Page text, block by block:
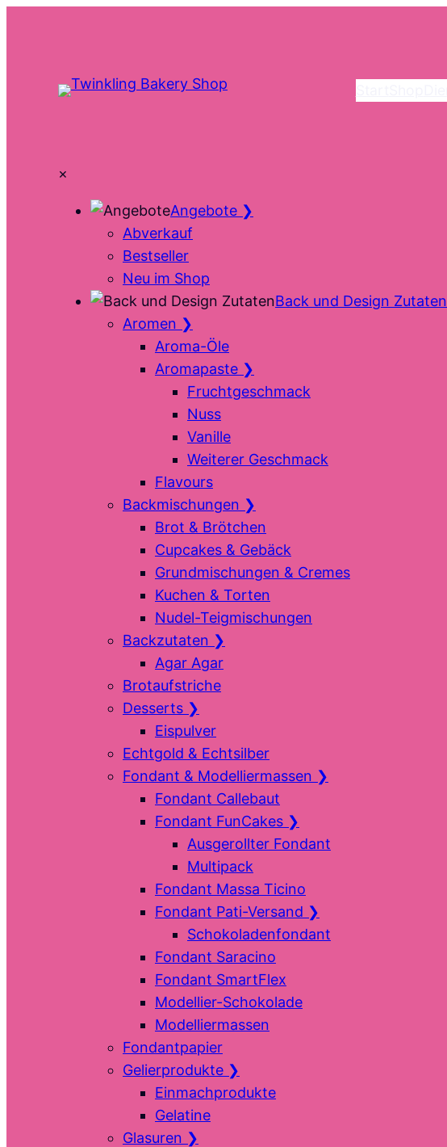
×
Angebote ❯
Abverkauf
Bestseller
Neu im Shop
Back und Design Zutaten
Aromen ❯
Aroma-Öle
Aromapaste ❯
Fruchtgeschmack
Nuss
Vanille
Weiterer Geschmack
Flavours
Backmischungen ❯
Brot & Brötchen
Cupcakes & Gebäck
Grundmischungen & Cremes
Kuchen & Torten
Nudel-Teigmischungen
Backzutaten ❯
Agar Agar
Brotaufstriche
Desserts ❯
Eispulver
Echtgold & Echtsilber
Fondant & Modelliermassen ❯
Fondant Callebaut
Fondant FunCakes ❯
Ausgerollter Fondant
Multipack
Fondant Massa Ticino
Fondant Pati-Versand ❯
Schokoladenfondant
Fondant Saracino
Fondant SmartFlex
Modellier-Schokolade
Modelliermassen
Fondantpapier
Gelierprodukte ❯
Einmachprodukte
Gelatine
Glasuren ❯